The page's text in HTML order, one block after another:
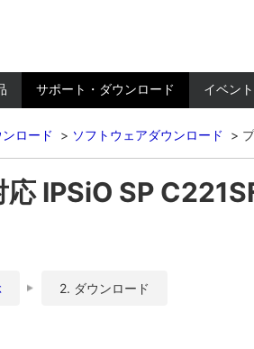
サポート・ダウンロード イベン
ロード ソフトウェアダウンロード
IPSiO SP
2. ダウンロード